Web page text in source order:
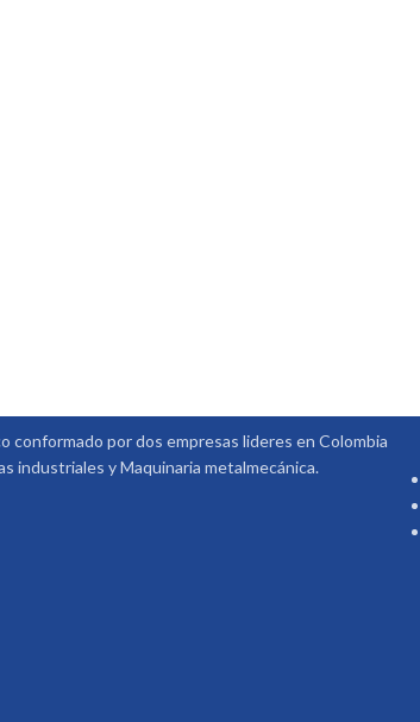
conformado por dos empresas lideres en Colombia
industriales y Maquinaria metalmecánica.